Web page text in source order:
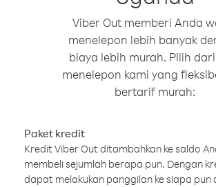
Viber Out memberi Anda
menelepon lebih banyak
biaya lebih murah. Pilih
menelepon kami yang
bertarif murah:
Paket kredit
Kredit Viber Out ditambahkan ke saldo
membeli sejumlah berapa pun. Dengan
dapat melakukan panggilan ke siapa pun